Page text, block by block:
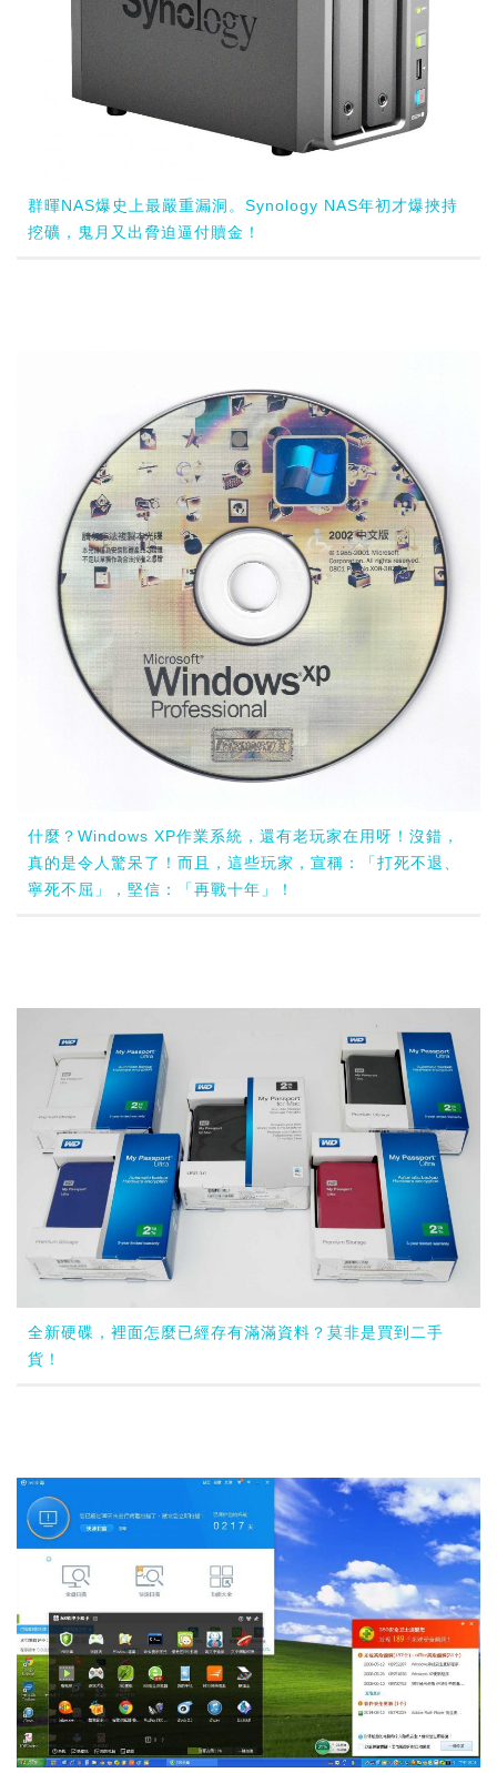
群暉NAS爆史上最嚴重漏洞。Synology NAS年初才爆挾持
挖礦，鬼月又出脅迫逼付贖金！
什麼？Windows XP作業系統，還有老玩家在用呀！沒錯，
真的是令人驚呆了！而且，這些玩家，宣稱：「打死不退、
寧死不屈」，堅信：「再戰十年」！
全新硬碟，裡面怎麼已經存有滿滿資料？莫非是買到二手
貨！